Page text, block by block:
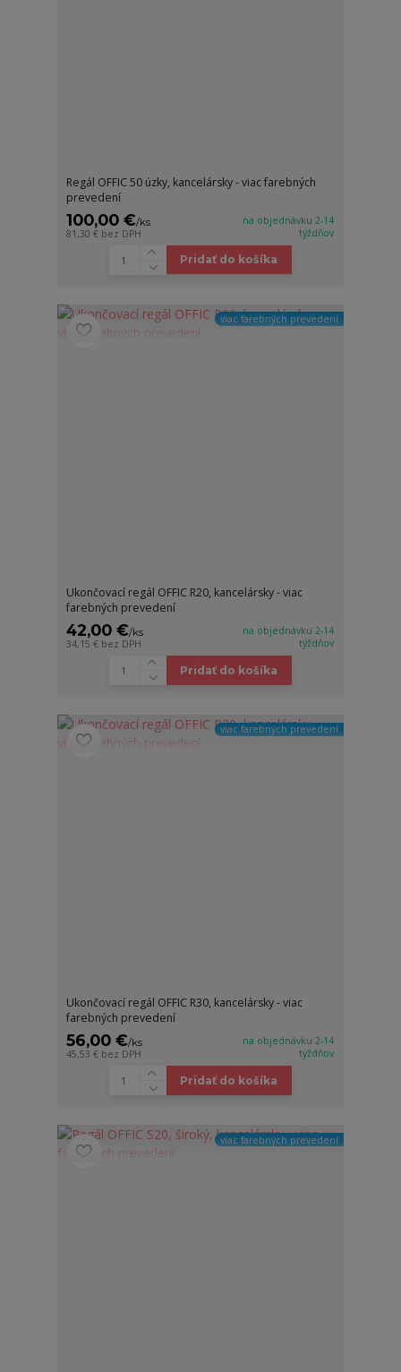
Regál OFFIC 50 úzky, kancelársky - viac farebných
prevedení
100,00 €/ks
81,30 € bez DPH
na objednávku 2-14
týždňov
Pridať do košíka
viac farebných prevedení
Ukončovací regál OFFIC R20, kancelársky - viac
farebných prevedení
42,00 €/ks
34,15 € bez DPH
na objednávku 2-14
týždňov
Pridať do košíka
viac farebných prevedení
Ukončovací regál OFFIC R30, kancelársky - viac
farebných prevedení
56,00 €/ks
45,53 € bez DPH
na objednávku 2-14
týždňov
Pridať do košíka
viac farebných prevedení